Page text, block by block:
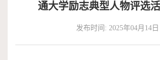
通大学励志典型人物评选
发布时间: 2025年04月14日